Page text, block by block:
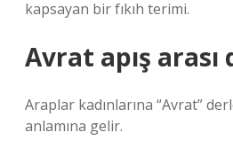
kapsayan bir fıkıh terimi.
Avrat apış arası
Araplar kadınlarına “Avrat”
anlamına gelir.